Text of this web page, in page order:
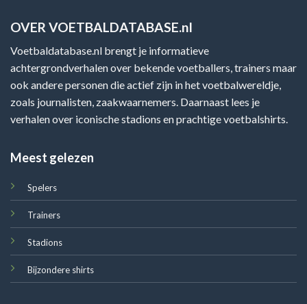
OVER VOETBALDATABASE.nl
Voetbaldatabase.nl brengt je informatieve
achtergrondverhalen over bekende voetballers, trainers maar
ook andere personen die actief zijn in het voetbalwereldje,
zoals journalisten, zaakwaarnemers. Daarnaast lees je
verhalen over iconische stadions en prachtige voetbalshirts.
Meest gelezen
Spelers
Trainers
Stadions
Bijzondere shirts